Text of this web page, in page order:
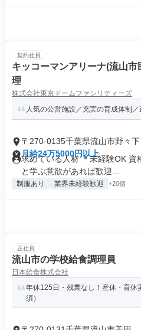
契約社員
キッコーマンアリーナ(流山
理
株式会社東京ドームファシリティーズ
人気の公営施設／充実の育成体制／
〒270-0135千葉県流山市野々下
月給24万5000円以上
求めている人材 ＊未経験OK 資
と学ぶ意欲があれば歓迎...
制服あり 業界未経験歓迎 +20個
正社員
流山市の学校給食調理員
日本給食株式会社
年休125日・残業なし！産休・育休
須）